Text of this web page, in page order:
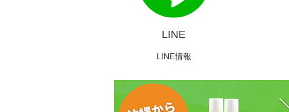
LINE
LINE情報